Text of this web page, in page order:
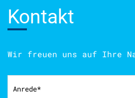
Kontakt
Wir freuen uns auf Ihre